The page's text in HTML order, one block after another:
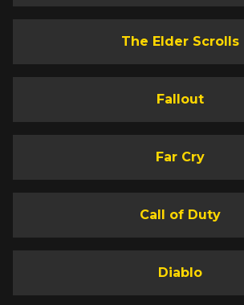
The Elder Scrolls
Fallout
Far Cry
Call of Duty
Diablo